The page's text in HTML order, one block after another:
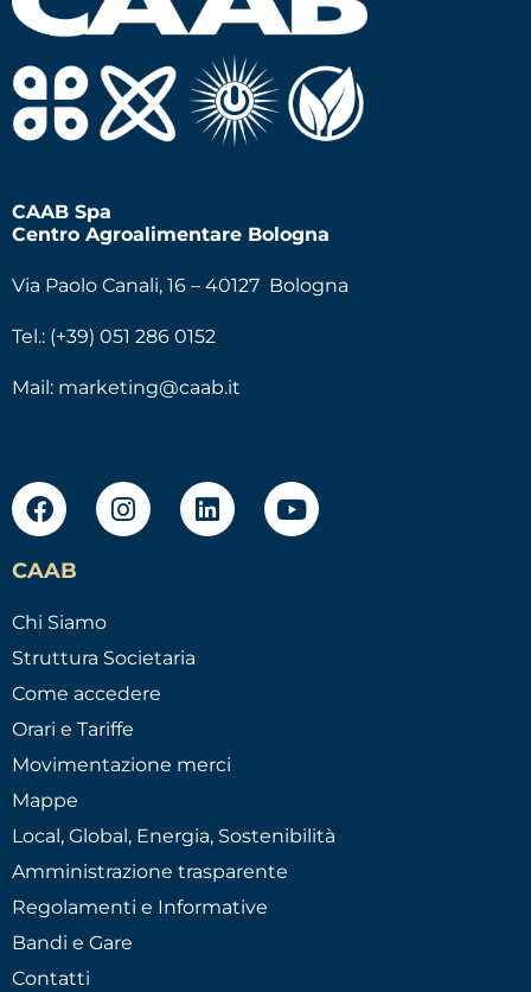
CAAB Spa
Centro Agroalimentare Bologna
Via Paolo Canali, 16 – 40127 Bologna
Tel.: (+39) 051 286 0152
Mail: marketing@caab.it
CAAB
Chi Siamo
Struttura Societaria
Come accedere
Orari e Tariffe
Movimentazione merci
Mappe
Local, Global, Energia, Sostenibilità
Amministrazione trasparente
Regolamenti e Informative
Bandi e Gare
Contatti